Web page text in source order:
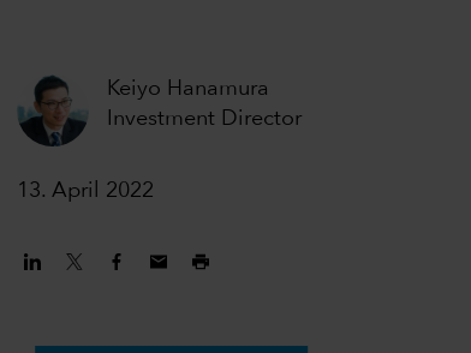
Keiyo Hanamura
Investment Director
13. April 2022